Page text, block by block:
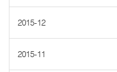
2015-12
2015-11